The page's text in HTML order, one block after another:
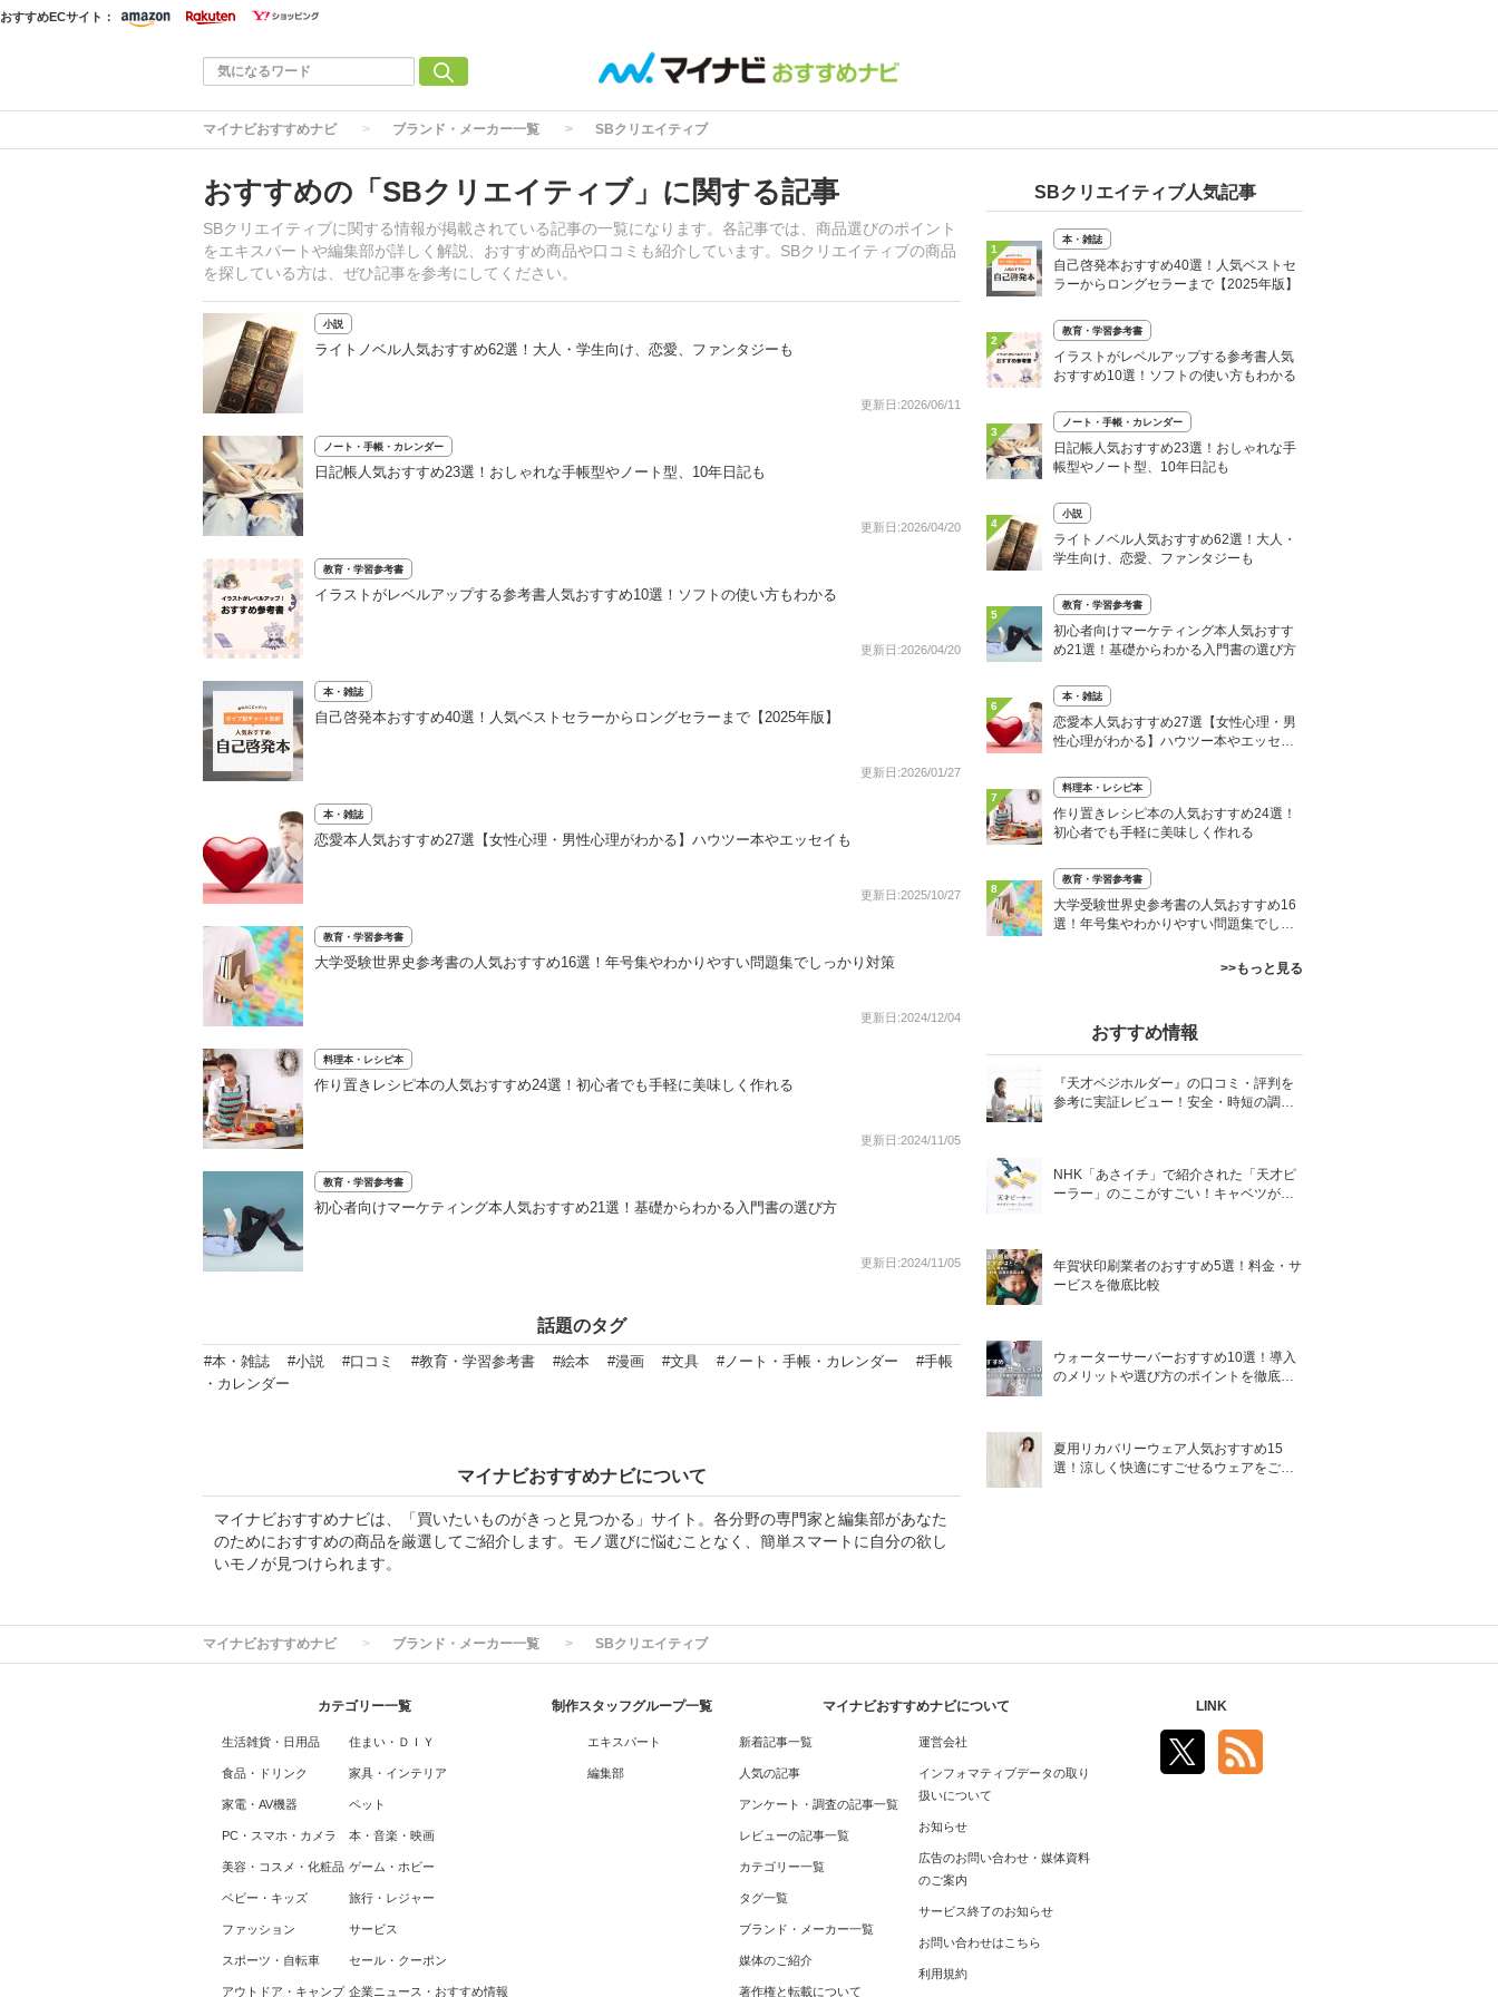
おすすめECサイト：
マイナビおすすめナビ ブランド・メーカー一覧 SBクリエイティブ
おすすめの「SBクリエイティブ」に関する記事
SBクリエイティブに関する情報が掲載されている記事の一覧になります。各記事では、商品選びのポイント
をエキスパートや編集部が詳しく解説、おすすめ商品や口コミも紹介しています。SBクリエイティブの商品
を探している方は、ぜひ記事を参考にしてください。
小説
ライトノベル人気おすすめ62選！大人・学生向け、恋愛、ファンタジーも
更新日:2026/06/11
ノート・手帳・カレンダー
日記帳人気おすすめ23選！おしゃれな手帳型やノート型、10年日記も
更新日:2026/04/20
教育・学習参考書
イラストがレベルアップする参考書人気おすすめ10選！ソフトの使い方もわかる
更新日:2026/04/20
本・雑誌
自己啓発本おすすめ40選！人気ベストセラーからロングセラーまで【2025年版】
更新日:2026/01/27
本・雑誌
恋愛本人気おすすめ27選【女性心理・男性心理がわかる】ハウツー本やエッセイも
更新日:2025/10/27
教育・学習参考書
大学受験世界史参考書の人気おすすめ16選！年号集やわかりやすい問題集でしっかり対策
更新日:2024/12/04
料理本・レシピ本
作り置きレシピ本の人気おすすめ24選！初心者でも手軽に美味しく作れる
更新日:2024/11/05
教育・学習参考書
初心者向けマーケティング本人気おすすめ21選！基礎からわかる入門書の選び方
更新日:2024/11/05
話題のタグ
#本・雑誌 #小説 #口コミ #教育・学習参考書 #絵本 #漫画 #文具 #ノート・手帳・カレンダー
#手帳
・カレンダー
マイナビおすすめナビについて
マイナビおすすめナビは、「買いたいものがきっと見つかる」サイト。各分野の専門家と編集部があなた
のためにおすすめの商品を厳選してご紹介します。モノ選びに悩むことなく、簡単スマートに自分の欲し
いモノが見つけられます。
SBクリエイティブ人気記事
1
本・雑誌
自己啓発本おすすめ40選！人気ベストセ
ラーからロングセラーまで【2025年版】
2
教育・学習参考書
イラストがレベルアップする参考書人気
おすすめ10選！ソフトの使い方もわかる
3
ノート・手帳・カレンダー
日記帳人気おすすめ23選！おしゃれな手
帳型やノート型、10年日記も
4
小説
ライトノベル人気おすすめ62選！大人・
学生向け、恋愛、ファンタジーも
5
教育・学習参考書
初心者向けマーケティング本人気おすす
め21選！基礎からわかる入門書の選び方
6
本・雑誌
恋愛本人気おすすめ27選【女性心理・男
性心理がわかる】ハウツー本やエッセイ
7
料理本・レシピ本
作り置きレシピ本の人気おすすめ24選！
初心者でも手軽に美味しく作れる
8
教育・学習参考書
大学受験世界史参考書の人気おすすめ16
選！年号集やわかりやすい問題集でしっ
>>もっと見る
おすすめ情報
『天才ベジホルダー』の口コミ・評判を
参考に実証レビュー！安全・時短の調理
NHK「あさイチ」で紹介された「天才ピ
ーラー」のここがすごい！キャベツがほ
年賀状印刷業者のおすすめ5選！料金・サ
ービスを徹底比較
ウォーターサーバーおすすめ10選！導入
のメリットや選び方のポイントを徹底解
夏用リカバリーウェア人気おすすめ15
選！涼しく快適にすごせるウェアをご紹
マイナビおすすめナビ ブランド・メーカー一覧 SBクリエイティブ
カテゴリー一覧
生活雑貨・日用品
食品・ドリンク
家電・AV機器
PC・スマホ・カメラ
美容・コスメ・化粧品
ベビー・キッズ
ファッション
スポーツ・自転車
アウトドア・キャンプ
住まい・ＤＩＹ
家具・インテリア
ペット
本・音楽・映画
ゲーム・ホビー
旅行・レジャー
サービス
セール・クーポン
企業ニュース・おすすめ情報
制作スタッフグループ一覧
エキスパート
編集部
マイナビおすすめナビについて
新着記事一覧
人気の記事
アンケート・調査の記事一覧
レビューの記事一覧
カテゴリー一覧
タグ一覧
ブランド・メーカー一覧
媒体のご紹介
著作権と転載について
運営会社
インフォマティブデータの取り
扱いについて
お知らせ
広告のお問い合わせ・媒体資料
のご案内
サービス終了のお知らせ
お問い合わせはこちら
利用規約
LINK